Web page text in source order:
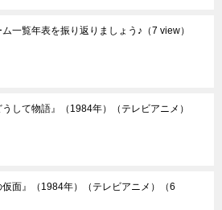
一覧年表を振り返りましょう♪ （7 view）
うして物語』（1984年）（テレビアニメ）
仮面』（1984年）（テレビアニメ）
（6